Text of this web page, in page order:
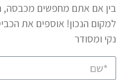
בין אם אתם מחפשים מכבסה,
למקום הנכון! אוספים את
נקי ומסודר